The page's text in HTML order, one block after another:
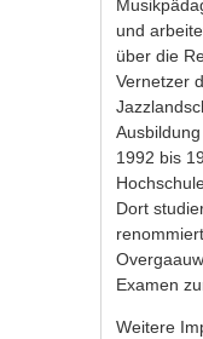
und
über die
Vernetzer
1992 bis
Dort
Examen
Weitere